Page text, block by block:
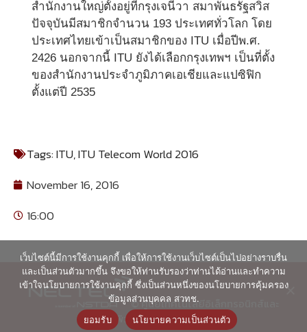
สำนักงานใหญ่ตั้งอยู่ที่กรุงเจนีวา สมาพันธรัฐสวิส
ปัจจุบันมีสมาชิกจำนวน 193 ประเทศทั่วโลก โดย
ประเทศไทยเข้าเป็นสมาชิกของ ITU เมื่อปีพ.ศ.
2426 นอกจากนี้ ITU ยังได้เลือกกรุงเทพฯ เป็นที่ตั้ง
ของสำนักงานประจำภูมิภาคเอเชียและแปซิฟิก
ตั้งแต่ปี 2535
Tags:ITU,ITU Telecom World 2016
November 16, 2016
16:00
© ศูนย์เทคโนโลยีอิเล็กทรอนิกส์และ
คอมพิวเตอร์แห่งชาติ 2563
เว็บไซต์นี้มีการใช้งานคุกกี้ เพื่อให้การใช้งานเว็บไซต์เป็นไปอย่างราบรื่น
และเป็นส่วนตัวมากขึ้น จึงขอให้ท่านรับรองว่าท่านได้อ่านและทำความ
เข้าใจนโยบายการใช้งานคุกกี้ ซึ่งเป็นส่วนหนึ่งของนโยบายการคุ้มครอง
ข้อมูลส่วนบุคคล สวทช.
ยอมรับ
นโยบายความเป็นส่วนตัว